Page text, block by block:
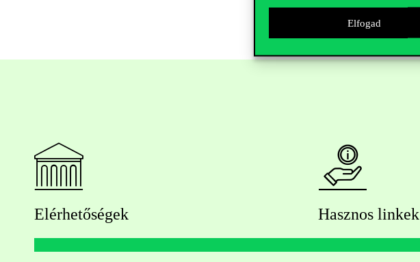
Elfogad
Elérhetőségek Hasznos linkek